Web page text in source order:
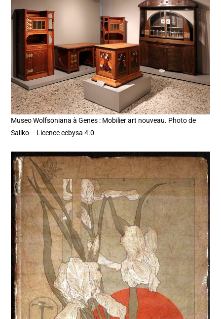
Museo Wolfsoniana à Genes : Mobilier art nouveau. Photo de
Sailko – Licence ccbysa 4.0